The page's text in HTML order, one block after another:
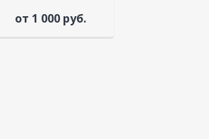
от 1 000 руб.